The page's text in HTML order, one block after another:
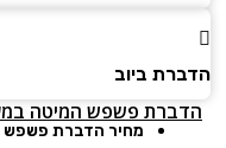
הדברת ביוב
הדברת פשפש המיטה
מחיר הדברת פשפש